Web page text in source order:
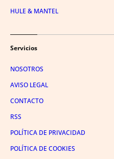
HULE & MANTEL
Servicios
NOSOTROS
AVISO LEGAL
CONTACTO
RSS
POLÍTICA DE PRIVACIDAD
POLÍTICA DE COOKIES